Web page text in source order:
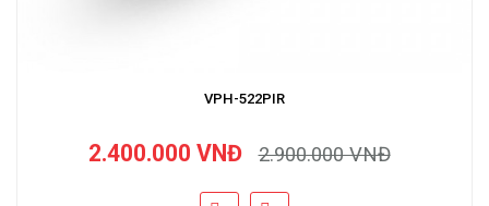
VPH-522PIR
2.400.000 VNĐ 2.900.000 VNĐ